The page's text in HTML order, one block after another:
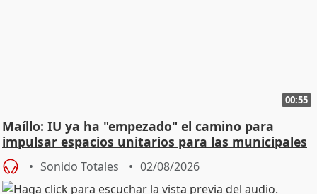
00:55
Maíllo: IU ya ha "empezado" el camino para
impulsar espacios unitarios para las municipales
Sonido Totales 02/08/2026